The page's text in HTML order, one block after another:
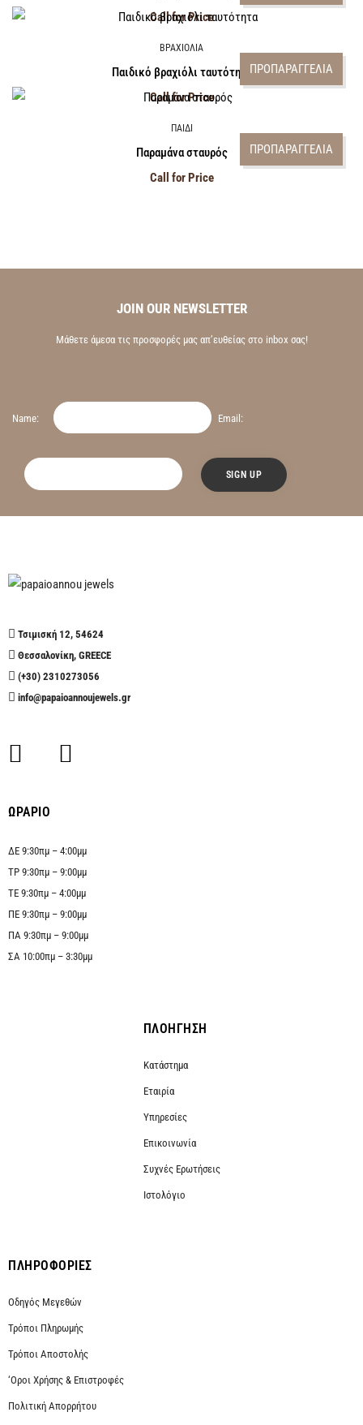
Call for Price
ΠΡΟΠΑΡΑΓΓΕΛΙΑ
ΒΡΑΧΙΟΛΙΑ
Παιδικό βραχιόλι ταυτότητα
Call for Price
ΠΡΟΠΑΡΑΓΓΕΛΙΑ
ΠΑΙΔΙ
Παραμάνα σταυρός
Call for Price
JOIN OUR NEWSLETTER
Μάθετε άμεσα τις προσφορές μας απ’ευθείας στο inbox σας!
Name: Email:
Τσιμισκή 12, 54624
Θεσσαλονίκη, GREECE
(+30) 2310273056
info@papaioannoujewels.gr
ΩΡΑΡΙΟ
ΔΕ 9:30πμ – 4:00μμ
ΤΡ 9:30πμ – 9:00μμ
ΤΕ 9:30πμ – 4:00μμ
ΠΕ 9:30πμ – 9:00μμ
ΠΑ 9:30πμ – 9:00μμ
ΣΑ 10:00πμ – 3:30μμ
ΠΛΟΗΓΗΣΗ
Κατάστημα
Εταιρία
Υπηρεσίες
Επικοινωνία
Συχνές Ερωτήσεις
Ιστολόγιο
ΠΛΗΡΟΦΟΡΙΕΣ
Οδηγός Μεγεθών
Τρόποι Πληρωμής
Τρόποι Αποστολής
‘Οροι Χρήσης & Επιστροφές
Πολιτική Απορρήτου